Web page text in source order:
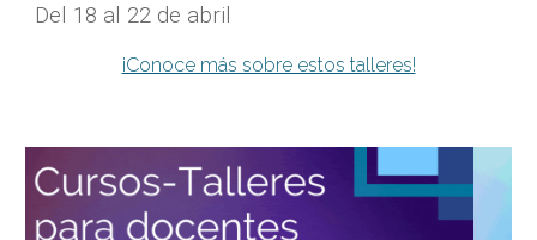
Del 18 al 22 de abril
¡Conoce más sobre estos talleres!